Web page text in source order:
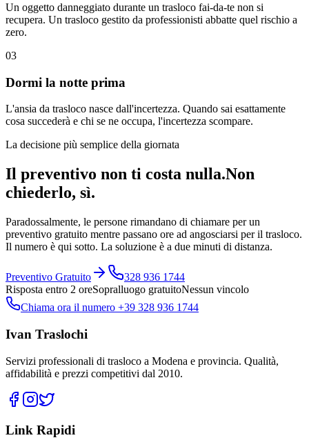
Un oggetto danneggiato durante un trasloco fai-da-te non si
recupera. Un trasloco gestito da professionisti abbatte quel rischio a
zero.
03
Dormi la notte prima
L'ansia da trasloco nasce dall'incertezza. Quando sai esattamente
cosa succederà e chi se ne occupa, l'incertezza scompare.
La decisione più semplice della giornata
Il preventivo non ti costa nulla.Non
chiederlo, sì.
Paradossalmente, le persone rimandano di chiamare per un
preventivo gratuito mentre passano ore ad angosciarsi per il trasloco.
Il numero è qui sotto. La soluzione è a due minuti di distanza.
Preventivo Gratuito
328 936 1744
Risposta entro 2 oreSopralluogo gratuitoNessun vincolo
Chiama ora il numero +39 328 936 1744
Ivan Traslochi
Servizi professionali di trasloco a Modena e provincia. Qualità,
affidabilità e prezzi competitivi dal 2010.
Link Rapidi